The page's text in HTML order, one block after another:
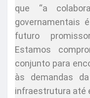
que “a
governamentais
futuro
Estamos
conjunto para
às demandas
infraestrutura até